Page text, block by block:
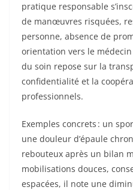
pratique responsable
de manœuvres risquées,
personne, absence de
orientation vers le médecin
du soin repose sur la
confidentialité et la
professionnels.
Exemples concrets : un
une douleur d’épaule
rebouteux après un bilan
mobilisations douces,
espacées, il note une